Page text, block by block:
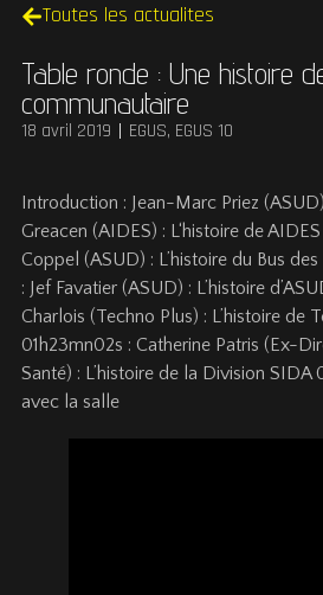
Toutes les actualites
Table ronde : Une histoire
communautaire
18 avril 2019 EGUS, EGUS 10
Introduction : Jean-Marc Priez
Greacen (AIDES) : L‘histoire de
Coppel (ASUD) : L’histoire du Bus
: Jef Favatier (ASUD) : L’histoire
Charlois (Techno Plus) : L’histoire de
01h23mn02s : Catherine Patris (Ex-
Santé) : L’histoire de la Division SIDA
avec la salle